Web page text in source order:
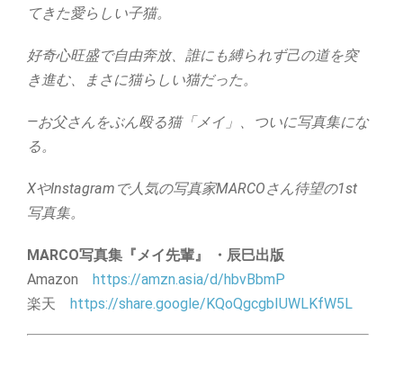
てきた愛らしい子猫。
好奇心旺盛で自由奔放、誰にも縛られず己の道を突
き進む、まさに猫らしい猫だった。
—お父さんをぶん殴る猫「メイ」、ついに写真集にな
る。
XやInstagramで人気の写真家MARCOさん待望の1st
写真集。
MARCO写真集『メイ先輩』 ・辰巳出版
Amazon https://amzn.asia/d/hbvBbmP
楽天 https://share.google/KQoQgcgbIUWLKfW5L